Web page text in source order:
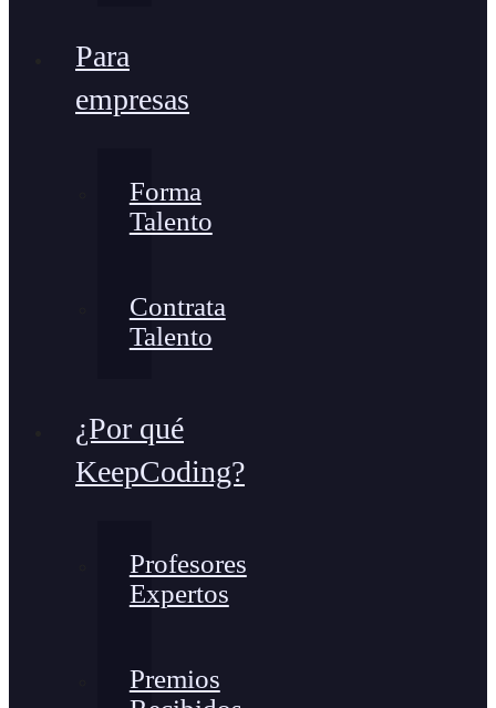
Para
empresas
Forma
Talento
Contrata
Talento
¿Por qué
KeepCoding?
Profesores
Expertos
Premios